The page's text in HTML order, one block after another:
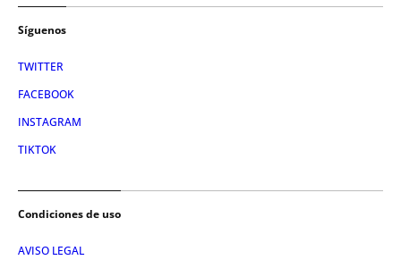
Síguenos
TWITTER
FACEBOOK
INSTAGRAM
TIKTOK
Condiciones de uso
AVISO LEGAL